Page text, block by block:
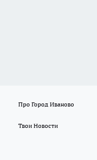
Про Город Иваново
Твои Новости